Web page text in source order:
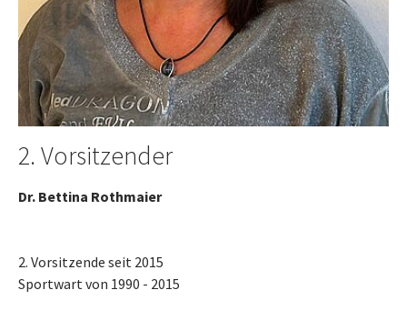
2. Vorsitzender
Dr. Bettina Rothmaier
2. Vorsitzende seit 2015
Sportwart von 1990 - 2015